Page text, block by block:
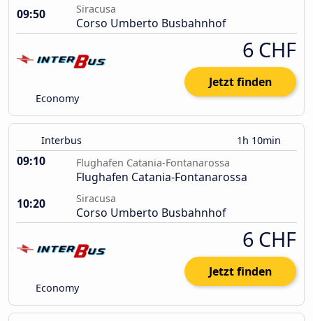
09:50
Siracusa
Corso Umberto Busbahnhof
Economy
6 CHF
Jetzt finden
Interbus 1h 10min
09:10 Flughafen Catania-Fontanarossa
Flughafen Catania-Fontanarossa
10:20
Siracusa
Corso Umberto Busbahnhof
Economy
6 CHF
Jetzt finden